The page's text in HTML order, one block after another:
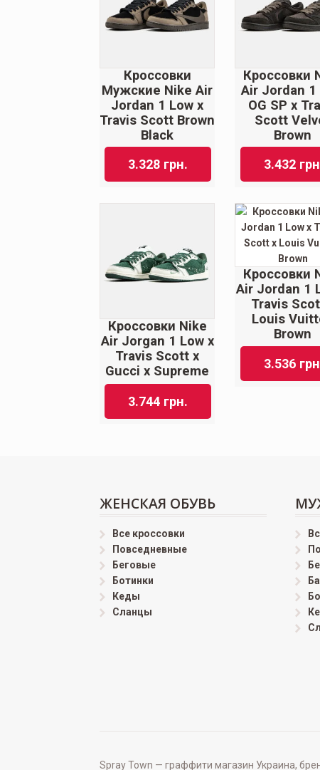
Кроссовки
Мужские Nike Air
Jordan 1 Low x
Travis Scott Brown
Black
3.328 грн.
Кроссовки
Air Jordan 1
OG SP x
Scott
Brown
3.432
Кроссовки Nike
Air Jorgan 1 Low x
Travis Scott x
Gucci x Supreme
3.744 грн.
Кроссовки
Air Jordan 1
Travis
Louis
Brown
3.536
ЖЕНСКАЯ ОБУВЬ
Все кроссовки
Повседневные
Беговые
Ботинки
Кеды
Сланцы
Spray Town — граффити магазин Украина,